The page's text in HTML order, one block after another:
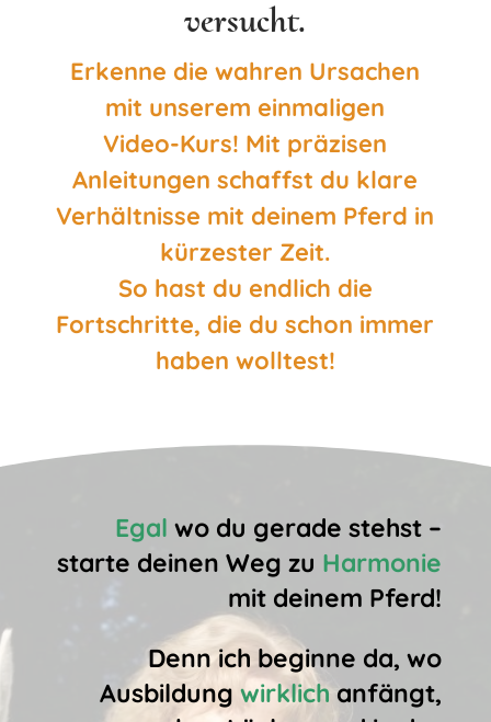
versucht.
Erkenne die wahren Ursachen
mit unserem einmaligen
Video-Kurs! Mit präzisen
Anleitungen schaffst du klare
Verhältnisse mit deinem Pferd in
kürzester Zeit.
So hast du endlich die
Fortschritte, die du schon immer
haben wolltest!
Egal wo du gerade stehst –
starte deinen Weg zu Harmonie
mit deinem Pferd!
Denn ich beginne da, wo
Ausbildungwirklichanfängt,